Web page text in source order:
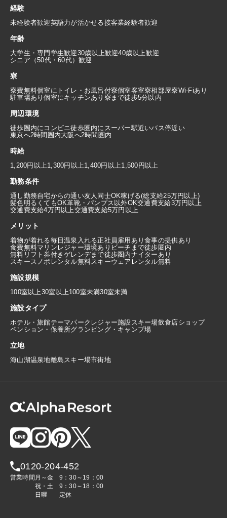
経験
未経験者歓迎英語力が活かせる接客業経験者歓迎
年齢
大学生・専門学生歓迎30歳以上歓迎40歳以上歓迎
シニア（50代・60代）歓迎
寮
寮費無料個室にトイレ・お風呂付寮個室客室寮相部屋寮Wi-Fiあり
駐車場あり個室にキッチンあり 寮まで徒歩5分以内
周辺環境
徒歩圏内にコンビニ徒歩圏内にスーパー駅近いバス停近い
東京へ2時間圏内大阪へ2時間圏内
時給
1,200円以上1,300円以上1,400円以上1,500円以上
勤務条件
通し勤務自宅からの通い友人同士OK稼げる(総支給25万円以上)
髪色明るくてもOK革靴・パンプス以外OK交通費支給3万円以上
交通費支給4万円以上交通費支給5万円以上
メリット
着物が着れる毎日温泉入れる正社員雇用あり食事の提供あり
食費無料マリンレジャー環境あり ビーチまで徒歩圏内
無料リフト券付きゲレンデまで徒歩圏内ナイターあり
スキースノボレンタル無料スキーウェアレンタル無料
施設規模
100室以上30室以上100室未満30室未満
施設タイプ
ホテル・旅館テーマパーク レジャー施設 スキー場飲食店ショップ
ペンション・保養所グランピング・キャンプ場
立地
海山湖温泉地離島 スキー場市街地
0120-204-452
営業時間 月～金
9：30～19：00
祝・土
9：30～18：00
日曜
定休